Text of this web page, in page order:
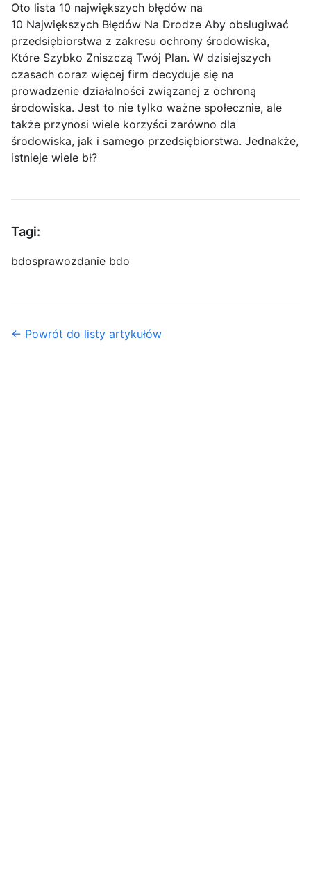
Oto lista 10 największych błędów na
10 Największych Błędów Na Drodze Aby obsługiwać
przedsiębiorstwa z zakresu ochrony środowiska,
Które Szybko Zniszczą Twój Plan. W dzisiejszych
czasach coraz więcej firm decyduje się na
prowadzenie działalności związanej z ochroną
środowiska. Jest to nie tylko ważne społecznie, ale
także przynosi wiele korzyści zarówno dla
środowiska, jak i samego przedsiębiorstwa. Jednakże,
istnieje wiele bł?
Tagi:
bdosprawozdanie bdo
← Powrót do listy artykułów